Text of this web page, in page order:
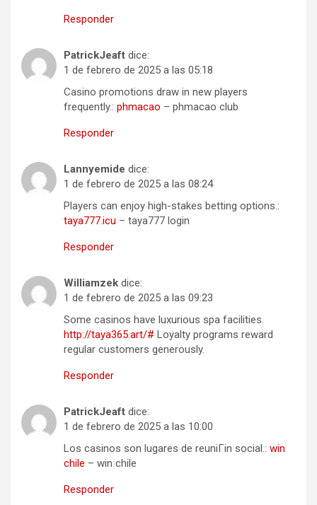
Responder
PatrickJeaft dice:
1 de febrero de 2025 a las 05:18
Casino promotions draw in new players
frequently.: phmacao – phmacao club
Responder
Lannyemide dice:
1 de febrero de 2025 a las 08:24
Players can enjoy high-stakes betting options.:
taya777.icu – taya777 login
Responder
Williamzek dice:
1 de febrero de 2025 a las 09:23
Some casinos have luxurious spa facilities.
http://taya365.art/# Loyalty programs reward
regular customers generously.
Responder
PatrickJeaft dice:
1 de febrero de 2025 a las 10:00
Los casinos son lugares de reuniГіn social.: win
chile – win chile
Responder